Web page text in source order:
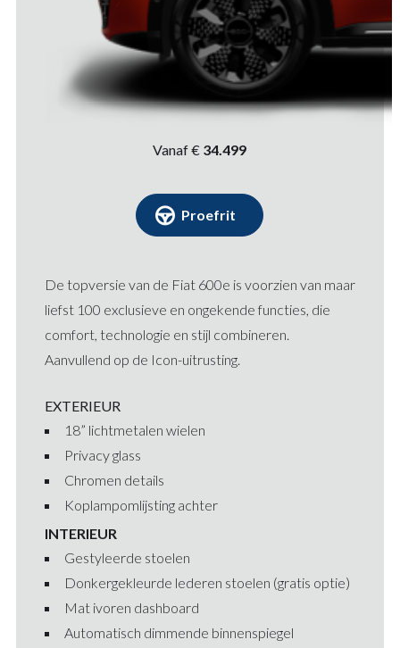
Vanaf € 34.499
Proefrit
De topversie van de Fiat 600e is voorzien van maar
liefst 100 exclusieve en ongekende functies, die
comfort, technologie en stijl combineren.
Aanvullend op de Icon-uitrusting.
EXTERIEUR
18” lichtmetalen wielen
Privacy glass
Chromen details
Koplampomlijsting achter
INTERIEUR
Gestyleerde stoelen
Donkergekleurde lederen stoelen (gratis optie)
Mat ivoren dashboard
Automatisch dimmende binnenspiegel